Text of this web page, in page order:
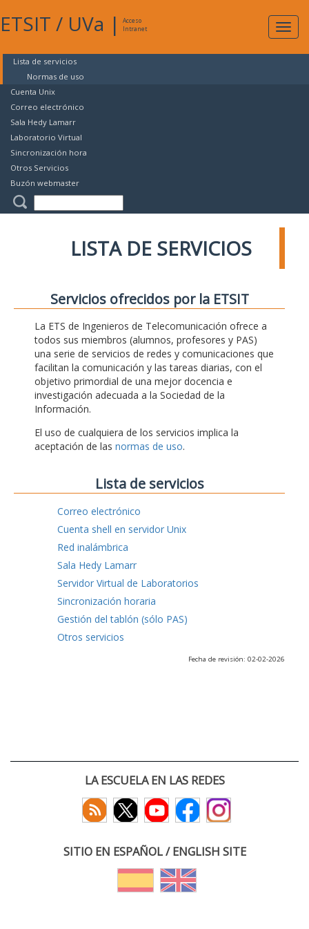
ETSIT / UVa |
Acceso
Intranet
Lista de servicios
Normas de uso
Cuenta Unix
Correo electrónico
Sala Hedy Lamarr
Laboratorio Virtual
Sincronización hora
Otros Servicios
Buzón webmaster
LISTA DE SERVICIOS
Servicios ofrecidos por la ETSIT
La ETS de Ingenieros de Telecomunicación ofrece a
todos sus miembros (alumnos, profesores y PAS)
una serie de servicios de redes y comunicaciones que
facilitan la comunicación y las tareas diarias, con el
objetivo primordial de una mejor docencia e
investigación adecuada a la Sociedad de la
Información.
El uso de cualquiera de los servicios implica la
aceptación de las normas de uso.
Lista de servicios
Correo electrónico
Cuenta shell en servidor Unix
Red inalámbrica
Sala Hedy Lamarr
Servidor Virtual de Laboratorios
Sincronización horaria
Gestión del tablón (sólo PAS)
Otros servicios
Fecha de revisión: 02-02-2026
LA ESCUELA EN LAS REDES
SITIO EN ESPAÑOL / ENGLISH SITE